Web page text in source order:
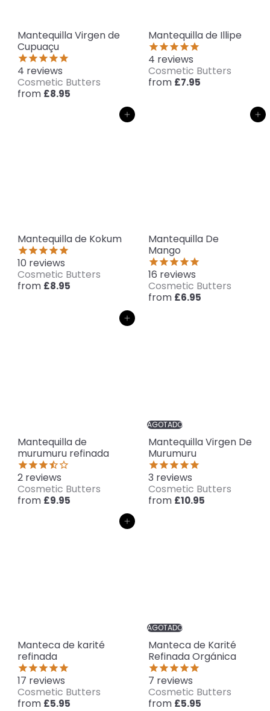
Mantequilla Virgen de
Cupuaçu
4 reviews
Cosmetic Butters
from £8.95
Mantequilla de Illipe
4 reviews
Cosmetic Butters
from £7.95
Agregar al carrito
Mantequilla de Kokum
10 reviews
Cosmetic Butters
from £8.95
Agregar al carrito
Mantequilla De
Mango
16 reviews
Cosmetic Butters
from £6.95
Agregar al carrito
Mantequilla de
murumuru refinada
2 reviews
Cosmetic Butters
from £9.95
AGOTADO
Mantequilla Virgen De
Murumuru
3 reviews
Cosmetic Butters
from £10.95
Agregar al carrito
Manteca de karité
refinada
17 reviews
Cosmetic Butters
from £5.95
AGOTADO
Manteca de Karité
Refinada Orgánica
7 reviews
Cosmetic Butters
from £5.95